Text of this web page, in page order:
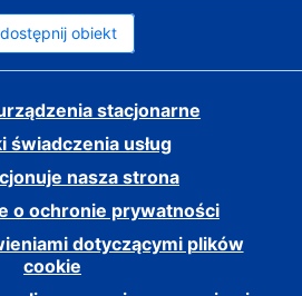
obiekt
stacjonarne
świadczenia usług
nasza strona
o ochronie prywatności
dotyczącymi plików
cookie